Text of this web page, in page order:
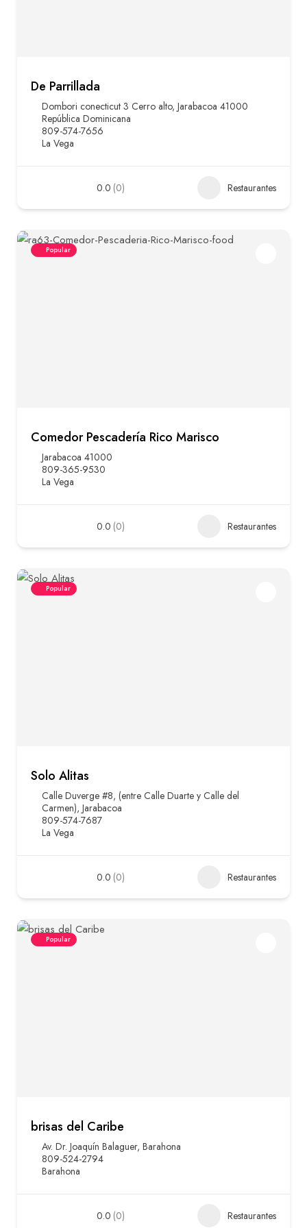
De Parrillada
Dombori conecticut 3 Cerro alto, Jarabacoa 41000
República Dominicana
809-574-7656
La Vega
0.0 (0) Restaurantes
Popular
Comedor Pescadería Rico Marisco
Jarabacoa 41000
809-365-9530
La Vega
0.0 (0) Restaurantes
Popular
Solo Alitas
Calle Duverge #8, (entre Calle Duarte y Calle del
Carmen), Jarabacoa
809-574-7687
La Vega
0.0 (0) Restaurantes
Popular
brisas del Caribe
Av. Dr. Joaquín Balaguer, Barahona
809-524-2794
Barahona
0.0 (0) Restaurantes